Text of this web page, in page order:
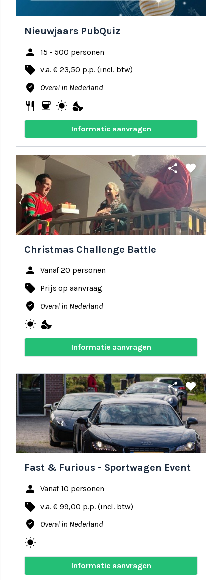
Nieuwjaars PubQuiz
person 15 - 500 personen
local_offer v.a. € 23,50 p.p. (incl. btw)
where_to_vote Overal in Nederland
restaurant coffee wb_sunny nights_stay
Informatie aanvragen
share favorite
Christmas Challenge Battle
person Vanaf 20 personen
local_offer Prijs op aanvraag
where_to_vote Overal in Nederland
wb_sunny nights_stay
Informatie aanvragen
share favorite
Fast & Furious - Sportwagen Event
person Vanaf 10 personen
local_offer v.a. € 99,00 p.p. (incl. btw)
where_to_vote Overal in Nederland
wb_sunny
Informatie aanvragen